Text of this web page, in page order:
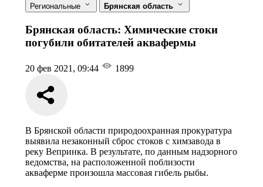
Региональные Брянская область
Брянская область: Химические стоки
погубили обитателей аквафермы
20 фев 2021, 09:44 1899
В Брянской области природоохранная прокуратура
выявила незаконный сброс стоков с химзавода в
реку Вепринка. В результате, по данным надзорного
ведомства, на расположенной поблизости
акваферме произошла массовая гибель рыбы.